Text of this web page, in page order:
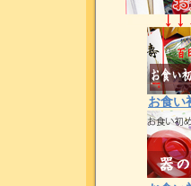
お食い